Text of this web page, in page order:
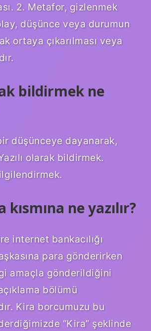
2. Metafor, gizlenmek
düşünce veya durumun
ortaya çıkarılması veya
bildirmek ne
düşünceye dayanarak,
olarak bildirmek.
kısmına ne yazılır?
internet bankacılığı
para gönderirken
amaçla gönderildiğini
bölümü
Kira borcumuzu bu
“Kira” şeklinde